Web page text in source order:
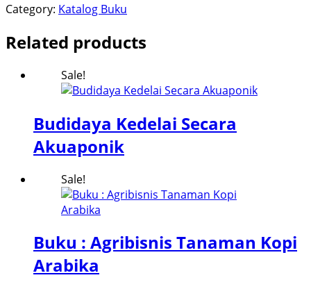
Category: Katalog Buku
Related products
Sale!
Budidaya Kedelai Secara
Akuaponik
Sale!
Buku : Agribisnis Tanaman Kopi
Arabika